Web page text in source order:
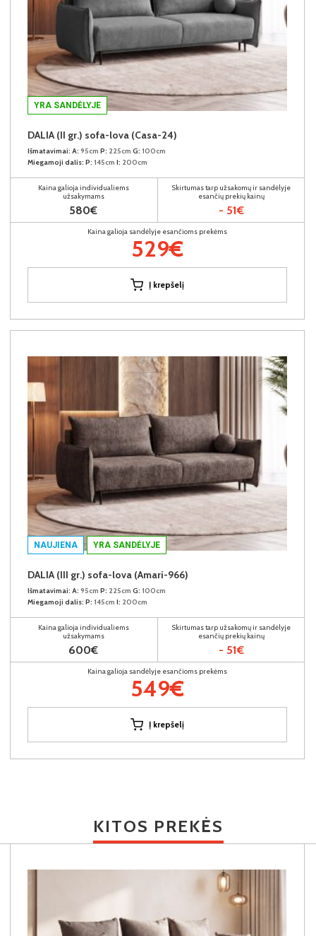
YRA SANDĖLYJE
DALIA (II gr.) sofa-lova (Casa-24)
Išmatavimai: A: 95cm P: 225cm G: 100cm
Miegamoji dalis: P: 145cm I: 200cm
Kaina galioja individualiems
užsakymams
580€
Skirtumas tarp užsakomų ir sandėlyje
esančių prekių kainų
- 51€
Kaina galioja sandėlyje esančioms prekėms
529€
Į krepšelį
NAUJIENA YRA SANDĖLYJE
DALIA (III gr.) sofa-lova (Amari-966)
Išmatavimai: A: 95cm P: 225cm G: 100cm
Miegamoji dalis: P: 145cm I: 200cm
Kaina galioja individualiems
užsakymams
600€
Skirtumas tarp užsakomų ir sandėlyje
esančių prekių kainų
- 51€
Kaina galioja sandėlyje esančioms prekėms
549€
Į krepšelį
KITOS PREKĖS